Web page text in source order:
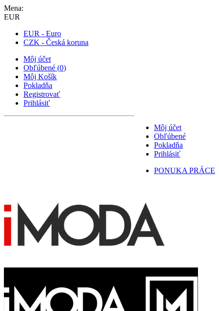
Mena:
EUR
EUR - Euro
CZK - Česká koruna
Môj účet
Obľúbené (0)
Môj Košík
Pokladňa
Registrovať
Prihlásiť
Môj účet
Obľúbené
Pokladňa
Prihlásiť
PONUKA PRÁCE